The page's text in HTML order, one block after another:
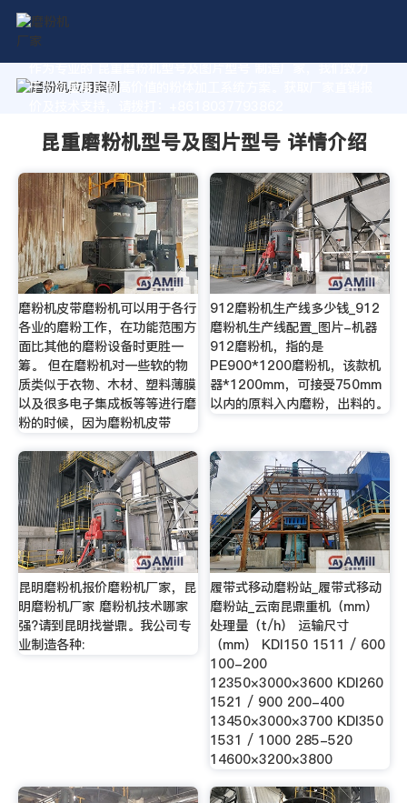
作为专业的 昆重磨粉机型号及图片型号 制造厂家，我们致力
于为您量身定制高价值的粉体加工系统方案。获取厂家直销报
昆重磨粉机型号及图片型号 详情介绍
磨粉机皮带磨粉机可以用于各行
各业的磨粉工作，在功能范围方
面比其他的磨粉设备时更胜一
筹。 但在磨粉机对一些软的物
质类似于衣物、木材、塑料薄膜
以及很多电子集成板等等进行磨
粉的时候，因为磨粉机皮带
912磨粉机生产线多少钱_912
磨粉机生产线配置_图片-机器
912磨粉机，指的是
PE900*1200磨粉机，该款机
器*1200mm，可接受750mm
以内的原料入内磨粉，出料的。
昆明磨粉机报价磨粉机厂家，昆
明磨粉机厂家 磨粉机技术哪家
强?请到昆明找誉鼎。我公司专
业制造各种:
履带式移动磨粉站_履带式移动
磨粉站_云南昆鼎重机（mm）
处理量（t/h） 运输尺寸
（mm） KDI150 1511 / 600
100-200
12350×3000×3600 KDI260
1521 / 900 200-400
13450×3000×3700 KDI350
1531 / 1000 285-520
14600×3200×3800